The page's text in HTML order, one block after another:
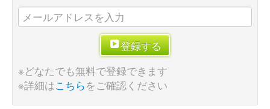
登録する
※どなたでも無料で登録できます
※詳細はこちらをご確認ください